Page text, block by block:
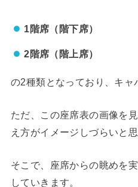
1階席（階下席）
2階席（階上席）
の2種類となっており、キャ
ただ、この座席表の画像を
え方がイメージしづらいと思
そこで、座席からの眺めを
していきます。